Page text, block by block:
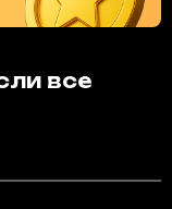
все